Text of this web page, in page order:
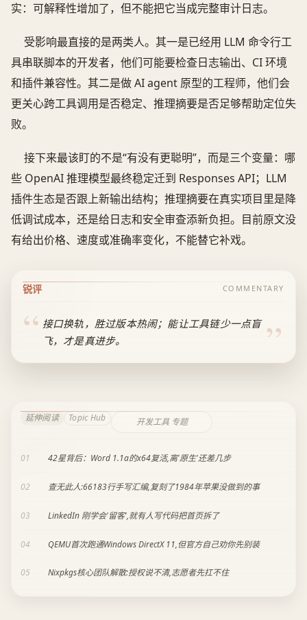
实：可解释性增加了，但不能把它当成完整审计日志。
受影响最直接的是两类人。其一是已经用 LLM 命令行工
具串联脚本的开发者，他们可能要检查日志输出、CI 环境
和插件兼容性。其二是做 AI agent 原型的工程师，他们会
更关心跨工具调用是否稳定、推理摘要是否足够帮助定位失
败。
接下来最该盯的不是“有没有更聪明”，而是三个变量：哪
些 OpenAI 推理模型最终稳定迁到 Responses API；LLM
插件生态是否跟上新输出结构；推理摘要在真实项目里是降
低调试成本，还是给日志和安全审查添新负担。目前原文没
有给出价格、速度或准确率变化，不能替它补戏。
锐评 COMMENTARY
接口换轨，胜过版本热闹；能让工具链少一点盲
飞，才是真进步。
延伸阅读 Topic Hub 开发工具 专题
01 42星背后：Word 1.1a的x64复活,离'原生'还差几步
02 查无此人:66183行手写汇编,复刻了1984年苹果没做到的事
03 LinkedIn 刚学会'留客',就有人写代码把首页拆了
04 QEMU首次跑通Windows DirectX 11,但官方自己劝你先别装
05 Nixpkgs核心团队解散:授权说不清,志愿者先扛不住